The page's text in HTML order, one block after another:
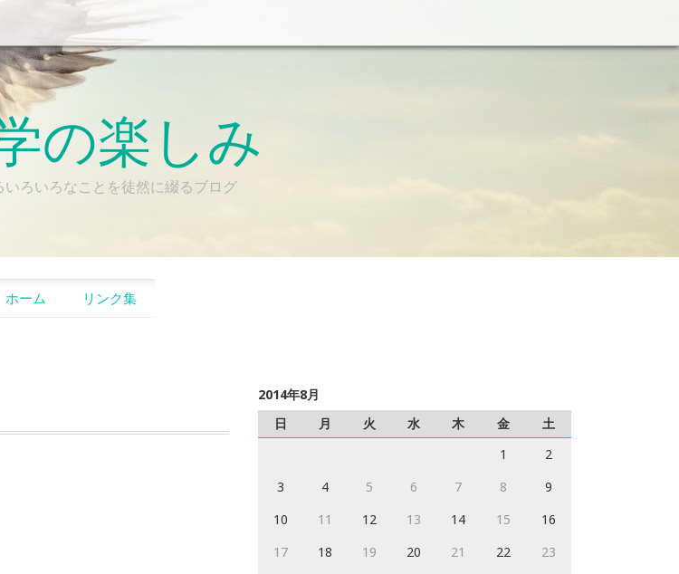
の楽しみ
いろいろなことを徒然に綴るブログ
SKIP TO CONTENT
ホーム リンク集
2014年8月
日
月 火 水 木 金 土
1
2
3
4 5 6 7 8
9
10
11 12 13 14 15
16
17
18 19 20 21 22
23